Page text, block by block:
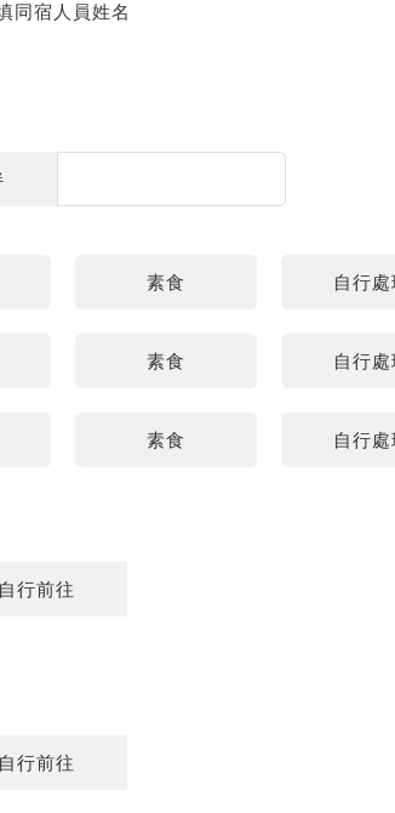
同宿人員姓名
素食 自行
素食 自行
素食 自行
自行前往
自行前往